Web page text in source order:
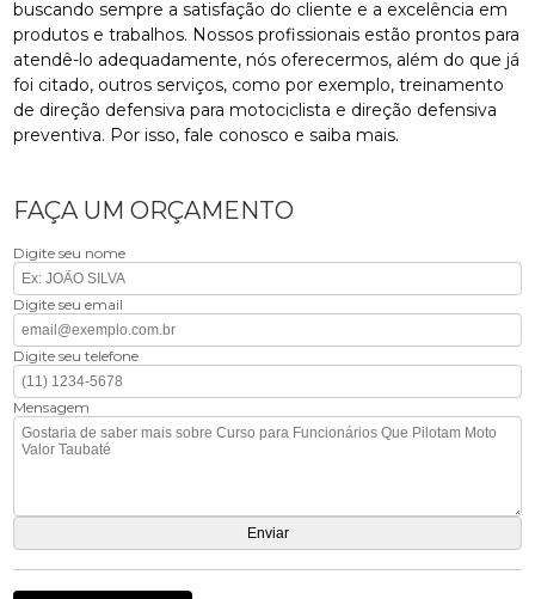
buscando sempre a satisfação do cliente e a excelência em
produtos e trabalhos. Nossos profissionais estão prontos para
atendê-lo adequadamente, nós oferecermos, além do que já
foi citado, outros serviços, como por exemplo, treinamento
de direção defensiva para motociclista e direção defensiva
preventiva. Por isso, fale conosco e saiba mais.
FAÇA UM ORÇAMENTO
Digite seu nome
Digite seu email
Digite seu telefone
Mensagem